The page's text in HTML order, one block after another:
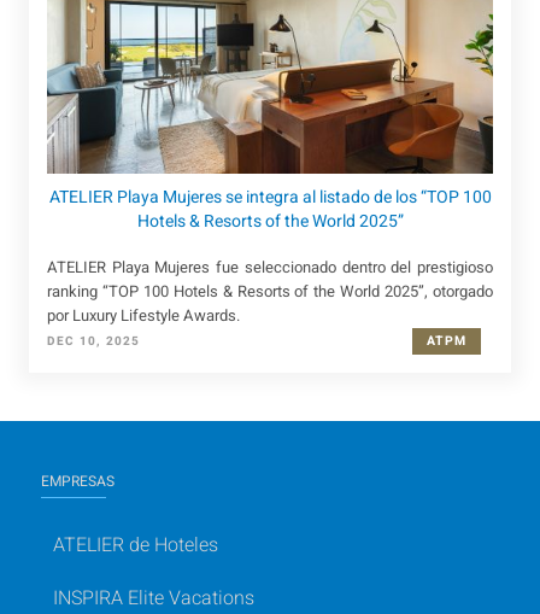
ATELIER Playa Mujeres se integra al listado de los “TOP 100
Hotels & Resorts of the World 2025”
ATELIER Playa Mujeres fue seleccionado dentro del prestigioso
ranking “TOP 100 Hotels & Resorts of the World 2025”, otorgado
por Luxury Lifestyle Awards.
DEC 10, 2025 ATPM
EMPRESAS
ATELIER de Hoteles
INSPIRA Elite Vacations